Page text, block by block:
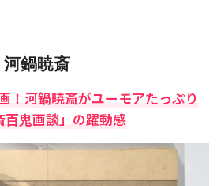
河鍋暁斎
！河鍋暁斎がユーモアたっぷり
百鬼画談」の躍動感